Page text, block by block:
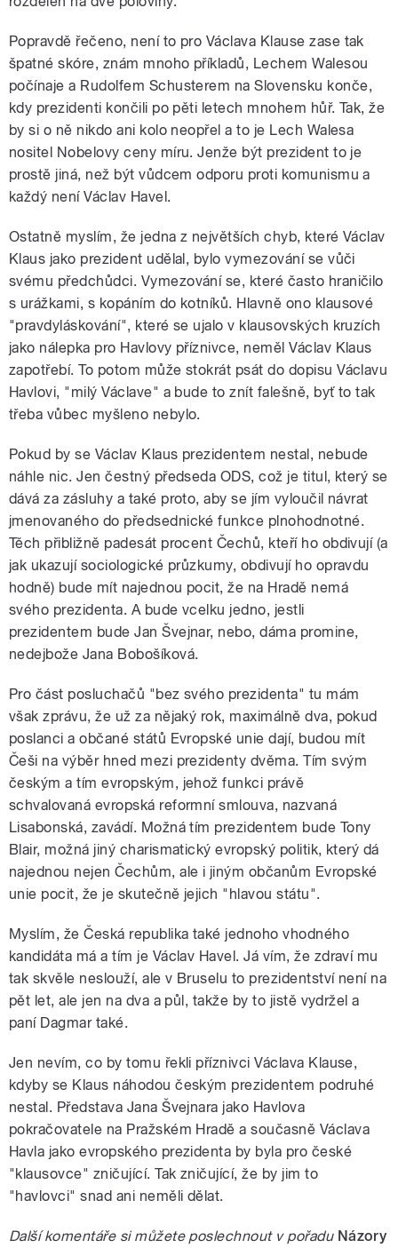
Popravdě řečeno, není to pro Václava Klause zase tak
špatné skóre, znám mnoho příkladů, Lechem Walesou
počínaje a Rudolfem Schusterem na Slovensku konče,
kdy prezidenti končili po pěti letech mnohem hůř. Tak, že
by si o ně nikdo ani kolo neopřel a to je Lech Walesa
nositel Nobelovy ceny míru. Jenže být prezident to je
prostě jiná, než být vůdcem odporu proti komunismu a
každý není Václav Havel.
Ostatně myslím, že jedna z největších chyb, které Václav
Klaus jako prezident udělal, bylo vymezování se vůči
svému předchůdci. Vymezování se, které často hraničilo
s urážkami, s kopáním do kotníků. Hlavně ono klausové
"pravdyláskování", které se ujalo v klausovských kruzích
jako nálepka pro Havlovy příznivce, neměl Václav Klaus
zapotřebí. To potom může stokrát psát do dopisu Václavu
Havlovi, "milý Václave" a bude to znít falešně, byť to tak
třeba vůbec myšleno nebylo.
Pokud by se Václav Klaus prezidentem nestal, nebude
náhle nic. Jen čestný předseda ODS, což je titul, který se
dává za zásluhy a také proto, aby se jím vyloučil návrat
jmenovaného do předsednické funkce plnohodnotné.
Těch přibližně padesát procent Čechů, kteří ho obdivují (a
jak ukazují sociologické průzkumy, obdivují ho opravdu
hodně) bude mít najednou pocit, že na Hradě nemá
svého prezidenta. A bude vcelku jedno, jestli
prezidentem bude Jan Švejnar, nebo, dáma promine,
nedejbože Jana Bobošíková.
Pro část posluchačů "bez svého prezidenta" tu mám
však zprávu, že už za nějaký rok, maximálně dva, pokud
poslanci a občané států Evropské unie dají, budou mít
Češi na výběr hned mezi prezidenty dvěma. Tím svým
českým a tím evropským, jehož funkci právě
schvalovaná evropská reformní smlouva, nazvaná
Lisabonská, zavádí. Možná tím prezidentem bude Tony
Blair, možná jiný charismatický evropský politik, který dá
najednou nejen Čechům, ale i jiným občanům Evropské
unie pocit, že je skutečně jejich "hlavou státu".
Myslím, že Česká republika také jednoho vhodného
kandidáta má a tím je Václav Havel. Já vím, že zdraví mu
tak skvěle neslouží, ale v Bruselu to prezidentství není na
pět let, ale jen na dva a půl, takže by to jistě vydržel a
paní Dagmar také.
Jen nevím, co by tomu řekli příznivci Václava Klause,
kdyby se Klaus náhodou českým prezidentem podruhé
nestal. Představa Jana Švejnara jako Havlova
pokračovatele na Pražském Hradě a současně Václava
Havla jako evropského prezidenta by byla pro české
"klausovce" zničující. Tak zničující, že by jim to
"havlovci" snad ani neměli dělat.
Další komentáře si můžete poslechnout v pořadu Názory